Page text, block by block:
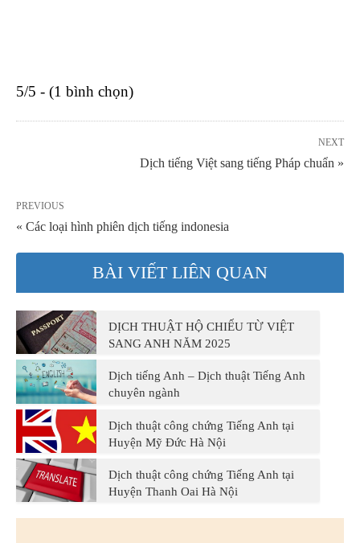
5/5 - (1 bình chọn)
NEXT
Dịch tiếng Việt sang tiếng Pháp chuẩn »
PREVIOUS
« Các loại hình phiên dịch tiếng indonesia
BÀI VIẾT LIÊN QUAN
DỊCH THUẬT HỘ CHIẾU TỪ VIỆT
SANG ANH NĂM 2025
Dịch tiếng Anh – Dịch thuật Tiếng Anh
chuyên ngành
Dịch thuật công chứng Tiếng Anh tại
Huyện Mỹ Đức Hà Nội
Dịch thuật công chứng Tiếng Anh tại
Huyện Thanh Oai Hà Nội